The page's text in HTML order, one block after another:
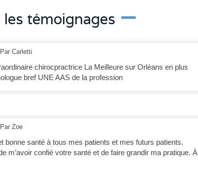
les témoignages
Par Carletti
chirocpractrice La Meilleure sur Orléans en plus
bref UNE AAS de la profession
Par Zoe
bonne santé à tous mes patients et mes futurs patients.
m’avoir confié votre santé et de faire grandir ma pratique. À